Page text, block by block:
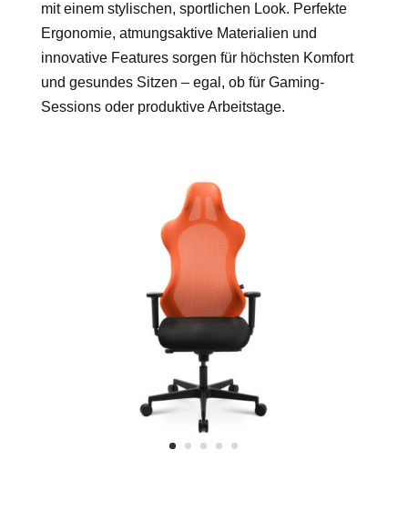
mit einem stylischen, sportlichen Look. Perfekte
Ergonomie, atmungsaktive Materialien und
innovative Features sorgen für höchsten Komfort
und gesundes Sitzen – egal, ob für Gaming-
Sessions oder produktive Arbeitstage.